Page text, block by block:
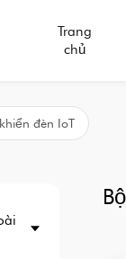
Trang
chủ
đèn IoT